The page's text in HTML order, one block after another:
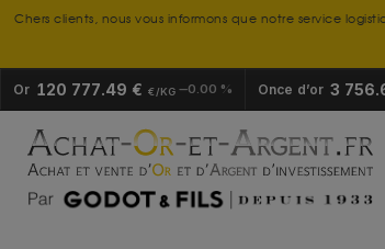
Chers clients, nous vous informons que notre service
Or 120 777.49 € €/KG 0.00 % Once d’or 3